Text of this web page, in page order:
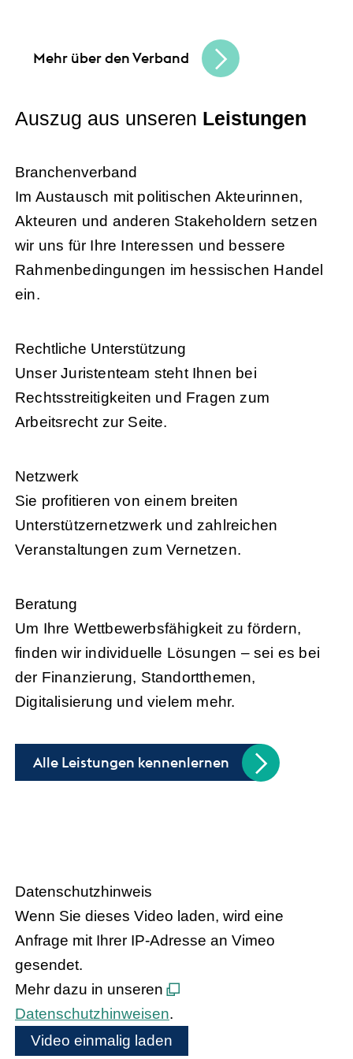
Mehr über den Verband
Auszug aus unseren Leistungen
Branchenverband
Im Austausch mit politischen Akteurinnen,
Akteuren und anderen Stakeholdern setzen
wir uns für Ihre Interessen und bessere
Rahmenbedingungen im hessischen Handel
ein.
Rechtliche Unterstützung
Unser Juristenteam steht Ihnen bei
Rechtsstreitigkeiten und Fragen zum
Arbeitsrecht zur Seite.
Netzwerk
Sie profitieren von einem breiten
Unterstützernetzwerk und zahlreichen
Veranstaltungen zum Vernetzen.
Beratung
Um Ihre Wettbewerbsfähigkeit zu fördern,
finden wir individuelle Lösungen – sei es bei
der Finanzierung, Standortthemen,
Digitalisierung und vielem mehr.
Alle Leistungen kennenlernen
Datenschutzhinweis
Wenn Sie dieses Video laden, wird eine
Anfrage mit Ihrer IP-Adresse an Vimeo
gesendet.
Mehr dazu in unseren
Datenschutzhinweisen.
Video einmalig laden